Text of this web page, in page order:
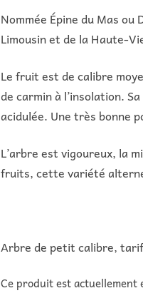
Nommée Épine du Mas
Limousin et de la Haute-
Le fruit est de calibre
de carmin à l’insolation.
acidulée. Une très bonne
L’arbre est vigoureux, la
fruits, cette variété
Arbre de petit calibre,
Ce produit est